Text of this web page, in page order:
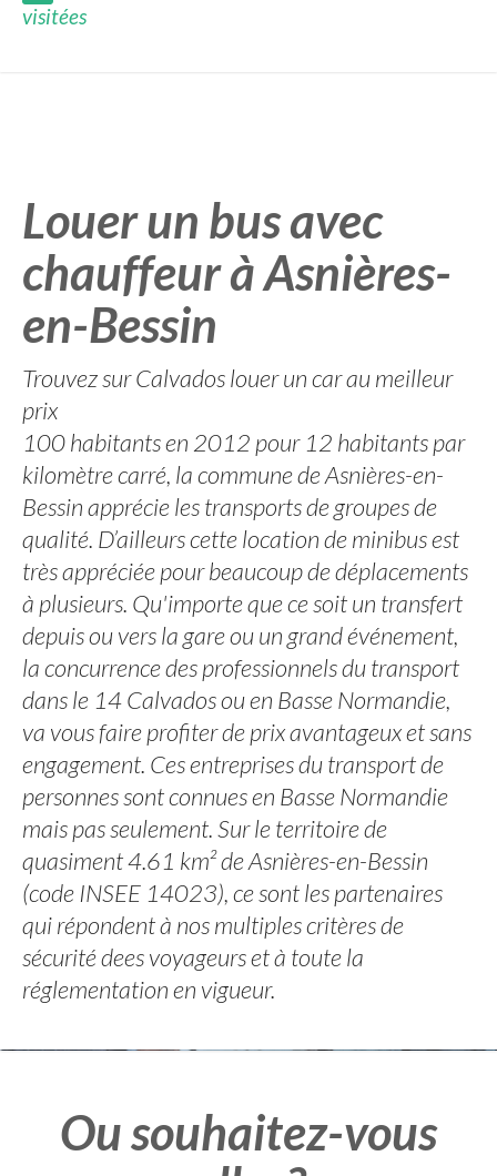
visitées
Louer un bus avec
chauffeur à Asnières-
en-Bessin
Trouvez sur Calvados louer un car au meilleur
prix
100 habitants en 2012 pour 12 habitants par
kilomètre carré, la commune de Asnières-en-
Bessin apprécie les transports de groupes de
qualité. D’ailleurs cette location de minibus est
très appréciée pour beaucoup de déplacements
à plusieurs. Qu'importe que ce soit un transfert
depuis ou vers la gare ou un grand événement,
la concurrence des professionnels du transport
dans le 14 Calvados ou en Basse Normandie,
va vous faire profiter de prix avantageux et sans
engagement. Ces entreprises du transport de
personnes sont connues en Basse Normandie
mais pas seulement. Sur le territoire de
quasiment 4.61 km² de Asnières-en-Bessin
(code INSEE 14023), ce sont les partenaires
qui répondent à nos multiples critères de
sécurité dees voyageurs et à toute la
réglementation en vigueur.
Ou souhaitez-vous